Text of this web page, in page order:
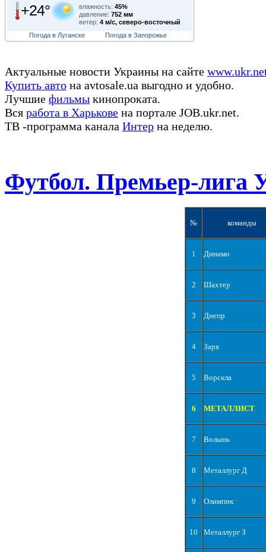
+24° влажность: 45%
давление: 752 мм
ветер: 4 м/с, северо-восточный
Погода в Луганске
Погода в Запорожье
Актуальные новости Украины на сайте
Купить авто на avtosale.ua выгодно и удобно.
Лучшие фильмы кинопроката.
Вся работа в Харькове на портале JOB.ukr.net.
ТВ -программа канала Интер на неделю.
Футбол. Премьер-лига
№ команды
1 Динамо
2 Шахтер
3 Днепр
4 Заря
5 Ворскла
6 МЕТАЛЛИСТ
7 Волынь
8 Металлург Д
9 Олимпик
10 Металлург З